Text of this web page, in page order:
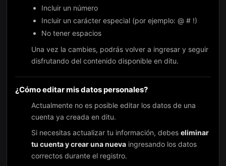
Incluir un número
Incluir un carácter especial (por ejemplo: @ # !)
No tener espacios
Una vez la cambies, podrás volver a ingresar y seguir
disfrutando del contenido disponible en ditu.
¿Cómo editar mis datos personales?
Actualmente no es posible editar los datos de una
cuenta ya creada en ditu.
Si necesitas actualizar tu información, debes eliminar
tu cuenta y crear una nueva ingresando los datos
correctos durante el registro.